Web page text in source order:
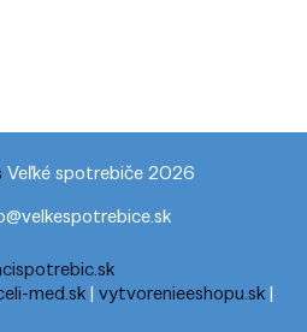
Veľké spotrebiče 2026
med.sk| vytvorenieeshopu.sk|